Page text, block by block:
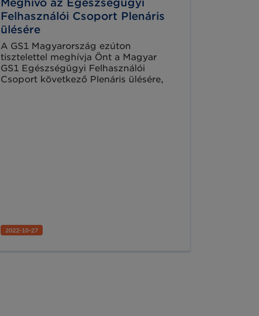
Meghívó az Egészségügyi
Felhasználói Csoport Plenáris
ülésére
A GS1 Magyarország ezúton
tisztelettel meghívja Önt a Magyar
GS1 Egészségügyi Felhasználói
Csoport következő Plenáris ülésére,
2022-10-27